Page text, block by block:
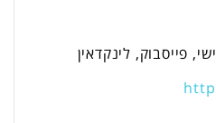
אישי, פייסבוק, לינקדאין